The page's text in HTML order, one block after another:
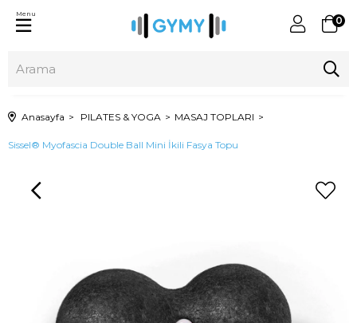
0
Menu
Anasayfa PILATES & YOGA MASAJ TOPLARI
Sissel® Myofascia Double Ball Mini İkili Fasya Topu